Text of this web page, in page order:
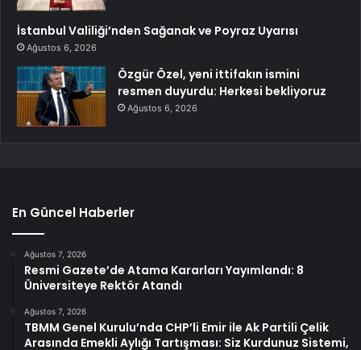
İstanbul Valiliği’nden Sağanak ve Poyraz Uyarısı
Ağustos 6, 2026
Özgür Özel, yeni ittifakın ismini
resmen duyurdu: Herkesi bekliyoruz
Ağustos 6, 2026
En Güncel Haberler
Ağustos 7, 2026
Resmi Gazete’de Atama Kararları Yayımlandı: 8
Üniversiteye Rektör Atandı
Ağustos 7, 2026
TBMM Genel Kurulu’nda CHP’li Emir ile Ak Partili Çelik
Arasında Emekli Aylığı Tartışması: Siz Kurdunuz Sistemi,